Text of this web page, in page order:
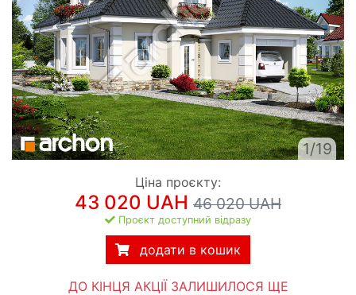
1/19
Ціна проєкту:
43 020 UAH 46 020 UAH
Проєкт доступний відразу
додати в кошик
ДО КІНЦЯ АКЦІЇ ЗАЛИШИЛОСЯ ЩЕ